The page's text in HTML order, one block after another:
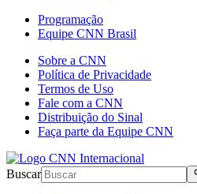
Programação
Equipe CNN Brasil
Sobre a CNN
Política de Privacidade
Termos de Uso
Fale com a CNN
Distribuição do Sinal
Faça parte da Equipe CNN
Buscar